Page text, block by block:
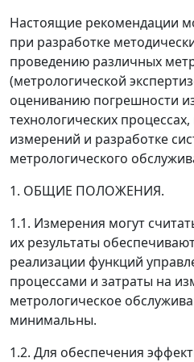
Настоящие рекомендации
при разработке
проведению различных
(метрологической
оцениванию погрешности
технологических
измерений и разработке
метрологического
1. ОБЩИЕ ПОЛОЖЕНИЯ.
1.1. Измерения могут
их результаты
реализации функций
процессами и затраты на
метрологическое
минимальны.
1.2. Для обеспечения